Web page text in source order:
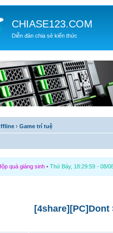
CHIASE123.COM
Diễn đàn chia sẻ kiến thức
› Game trí tuệ
quà giáng sinh • Thứ Bảy, 18:29:59 - 08/
[4share][PC]Dont